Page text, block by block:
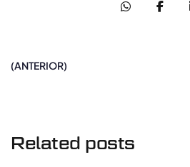
(ANTERIOR)
Related posts